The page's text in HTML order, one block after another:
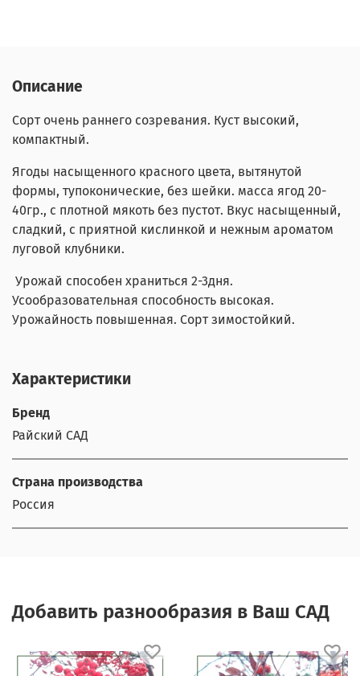
Описание
Сорт очень раннего созревания. Куст высокий,
компактный.
Ягоды насыщенного красного цвета, вытянутой
формы, тупоконические, без шейки. масса ягод 20-
40гр., с плотной мякоть без пустот. Вкус насыщенный,
сладкий, с приятной кислинкой и нежным ароматом
луговой клубники.
Урожай способен храниться 2-3дня.
Усообразовательная способность высокая.
Урожайность повышенная. Сорт зимостойкий.
Характеристики
Бренд
Райский САД
Страна производства
Россия
Добавить разнообразия в Ваш САД